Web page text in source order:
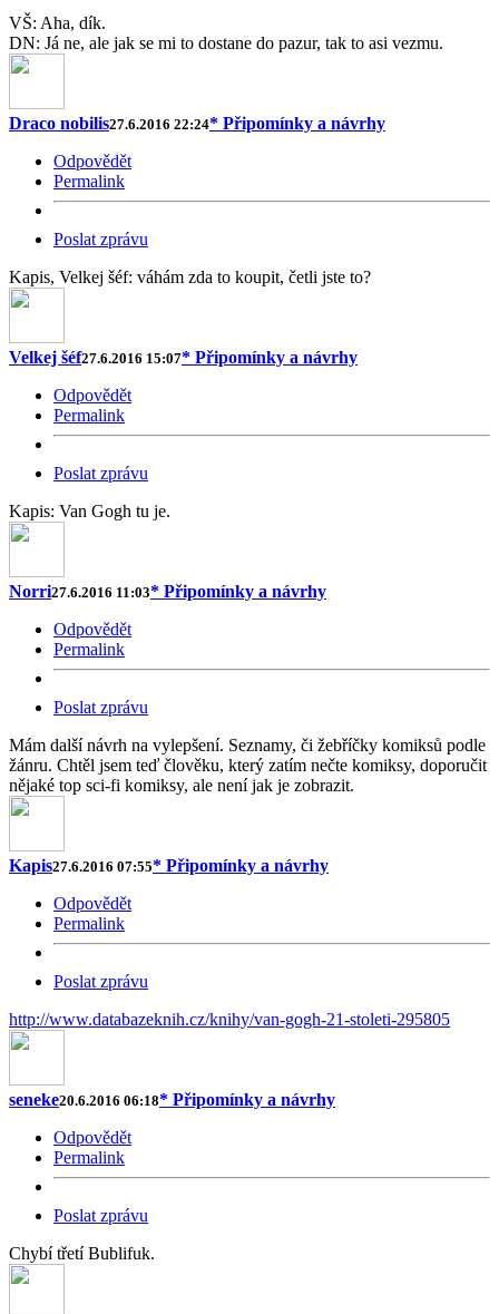
VŠ: Aha, dík.
DN: Já ne, ale jak se mi to dostane do pazur, tak to asi vezmu.
Draco nobilis27.6.2016 22:24* Připomínky a návrhy
Odpovědět
Permalink
Poslat zprávu
Kapis, Velkej šéf: váhám zda to koupit, četli jste to?
Velkej šéf27.6.2016 15:07* Připomínky a návrhy
Odpovědět
Permalink
Poslat zprávu
Kapis: Van Gogh tu je.
Norri27.6.2016 11:03* Připomínky a návrhy
Odpovědět
Permalink
Poslat zprávu
Mám další návrh na vylepšení. Seznamy, či žebříčky komiksů podle
žánru. Chtěl jsem teď člověku, který zatím nečte komiksy, doporučit
nějaké top sci-fi komiksy, ale není jak je zobrazit.
Kapis27.6.2016 07:55* Připomínky a návrhy
Odpovědět
Permalink
Poslat zprávu
http://www.databazeknih.cz/knihy/van-gogh-21-stoleti-295805
seneke20.6.2016 06:18* Připomínky a návrhy
Odpovědět
Permalink
Poslat zprávu
Chybí třetí Bublifuk.